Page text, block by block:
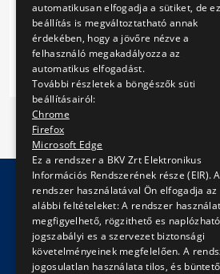
7 8 9 10
Impresszum Jogi nyilatkozat
Adatvédelmi politika és
automatikusan elfogadja a sütiket, de
beállítás is megváltoztatható annak
érdekében, hogy a jövőre nézve a
felhasználó megakadályozza az
automatikus elfogadást.
További részletek a böngészők süti
beállításairól:
Chrome
Firefox
Microsoft Edge
Ez a rendszer a BKV Zrt Elektronikus
Információs Rendszerének része (EIR). A
rendszer használatával Ön elfogadja az
alábbi feltételeket: A rendszer
megfigyelhető, rögzithető es
jogszabályi es a szervezet biztonsági
követelményeinek megfelelően. A
jogosulatlan használata tilos, és büntető